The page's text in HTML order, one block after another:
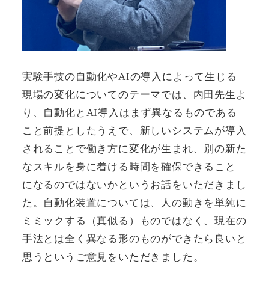
実験手技の自動化やAIの導入によって生じる
現場の変化についてのテーマでは、内田先生よ
り、自動化とAI導入はまず異なるものである
こと前提としたうえで、新しいシステムが導入
されることで働き方に変化が生まれ、別の新た
なスキルを身に着ける時間を確保できること
になるのではないかというお話をいただきまし
た。自動化装置については、人の動きを単純に
ミミックする（真似る）ものではなく、現在の
手法とは全く異なる形のものができたら良いと
思うというご意見をいただきました。